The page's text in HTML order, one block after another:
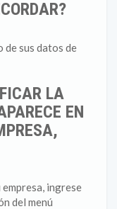
sus datos de
LA
EN
ingrese
del menú